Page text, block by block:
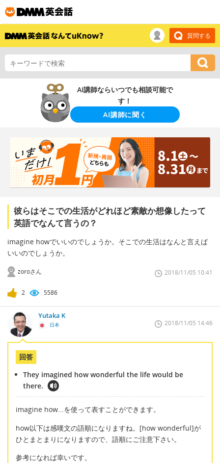
質問する
AI講師ならいつでも相談可能で
す！
AI講師に聞く
彼らはそこでの生活がどれほど素敵か想像したって
英語でなんて言うの？
imagine howでいいのでしょうか。そこでの生活はなんと言えば
いいのでしょうか。
zoroさん 2018/11/05 10:41
2 5586
Yutaka K
日本 2018/11/05 14:46
回答
They imagined how wonderful the life would be
there.
imagine how...を使って表すことができます。
how以下は感嘆文の語順になりますね。[how wonderful]が
ひとまとまりになりますので、語順にご注意下さい。
参考になれば幸いです。